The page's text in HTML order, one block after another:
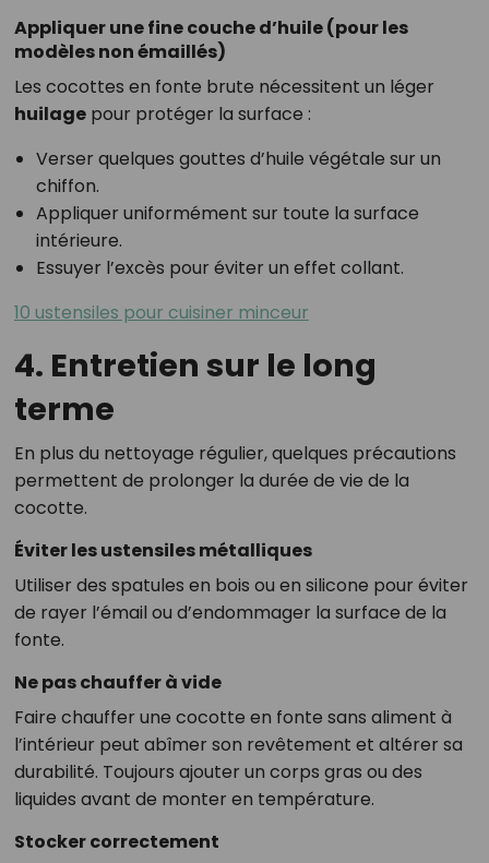
Appliquer une fine couche d’huile (pour les
modèles non émaillés)
Les cocottes en fonte brute nécessitent un léger
huilagepour protéger la surface :
Verser quelques gouttes d’huile végétale sur un
chiffon.
Appliquer uniformément sur toute la surface
intérieure.
Essuyer l’excès pour éviter un effet collant.
10 ustensiles pour cuisiner minceur
4. Entretien sur le long
terme
En plus du nettoyage régulier, quelques précautions
permettent de prolonger la durée de vie de la
cocotte.
Éviter les ustensiles métalliques
Utiliser des spatules en bois ou en silicone pour éviter
de rayer l’émail ou d’endommager la surface de la
fonte.
Ne pas chauffer à vide
Faire chauffer une cocotte en fonte sans aliment à
l’intérieur peut abîmer son revêtement et altérer sa
durabilité. Toujours ajouter un corps gras ou des
liquides avant de monter en température.
Stocker correctement